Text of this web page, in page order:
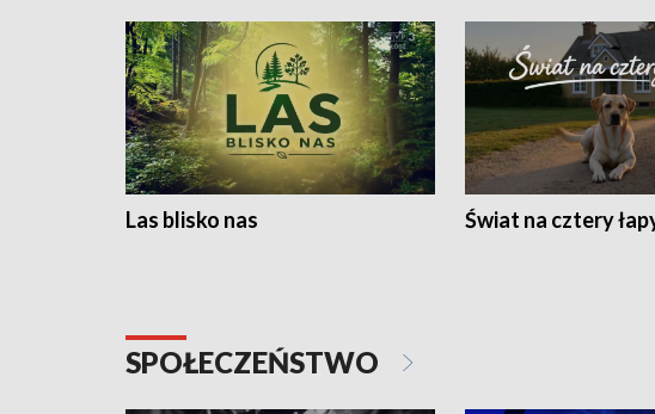
Las blisko nas Świat na cztery
SPOŁECZEŃSTWO